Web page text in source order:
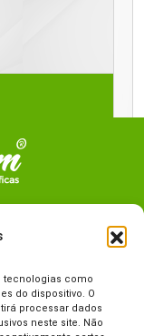
tecnologias como
do dispositivo. O
processar dados
neste site. Não